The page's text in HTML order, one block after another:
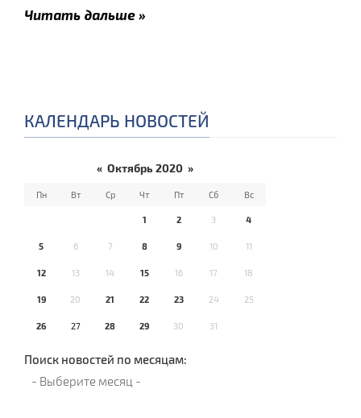
Читать дальше »
КАЛЕНДАРЬ НОВОСТЕЙ
« Октябрь 2020 »
Пн Вт Ср Чт Пт Сб Вс
1 2 3 4
5 6 7 8 9 10 11
12 13 14 15 16 17 18
19 20 21 22 23 24 25
26 27 28 29 30 31
Поиск новостей по месяцам: